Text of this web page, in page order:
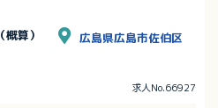
算） 広島県広島市佐伯区
求人No.66927